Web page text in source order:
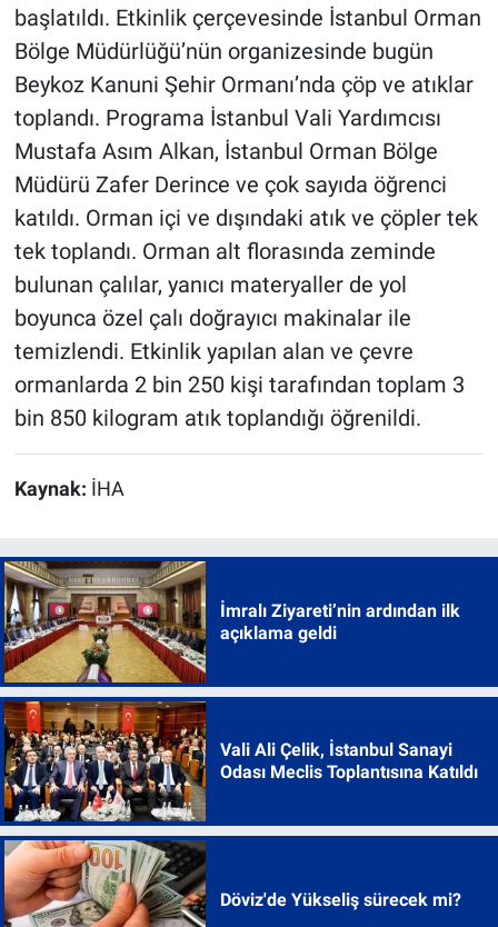
başlatıldı. Etkinlik çerçevesinde İstanbul Orman
Bölge Müdürlüğü’nün organizesinde bugün
Beykoz Kanuni Şehir Ormanı’nda çöp ve atıklar
toplandı. Programa İstanbul Vali Yardımcısı
Mustafa Asım Alkan, İstanbul Orman Bölge
Müdürü Zafer Derince ve çok sayıda öğrenci
katıldı. Orman içi ve dışındaki atık ve çöpler tek
tek toplandı. Orman alt florasında zeminde
bulunan çalılar, yanıcı materyaller de yol
boyunca özel çalı doğrayıcı makinalar ile
temizlendi. Etkinlik yapılan alan ve çevre
ormanlarda 2 bin 250 kişi tarafından toplam 3
bin 850 kilogram atık toplandığı öğrenildi.
Kaynak: İHA
İmralı Ziyareti’nin ardından ilk
açıklama geldi
Vali Ali Çelik, İstanbul Sanayi
Odası Meclis Toplantısına Katıldı
Döviz'de Yükseliş sürecek mi?